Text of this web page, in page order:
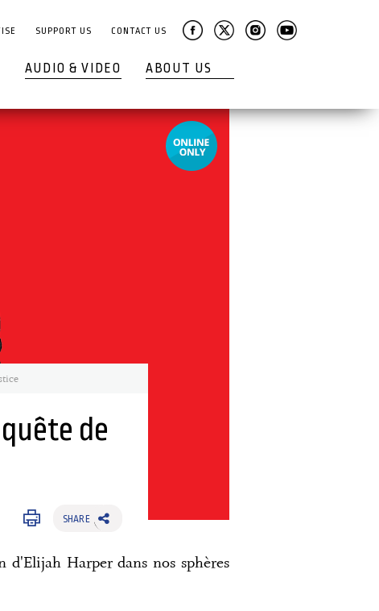
SUPPORT US CONTACT US
AUDIO & VIDEO ABOUT US
de
SHARE
d'Elijah Harper dans nos sphères